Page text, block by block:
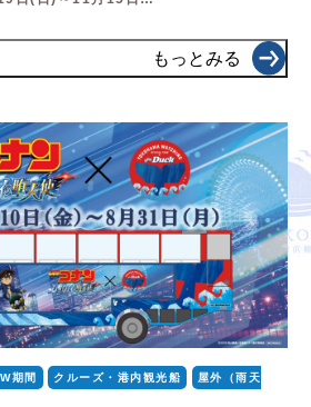
もっとみる
期間 クルーズ・港内観光船
屋外（雨天